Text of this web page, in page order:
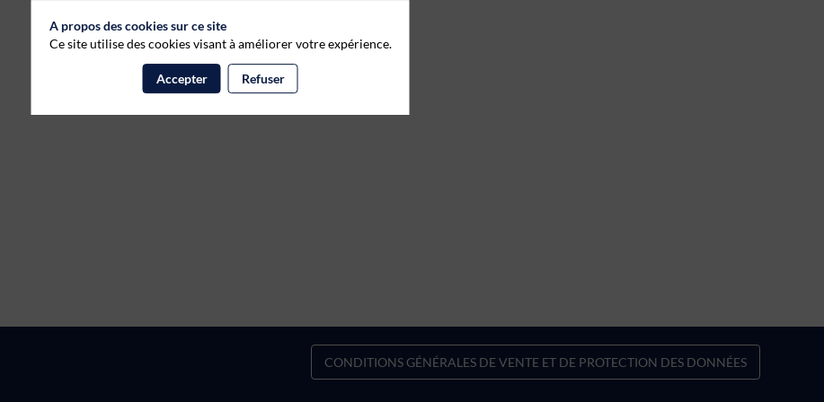
CONDITIONS GÉNÉRALES DE VENTE ET DE PROTECTION DES DONNÉES
A propos des cookies sur ce site
Ce site utilise des cookies visant à améliorer votre expérience.
Accepter Refuser